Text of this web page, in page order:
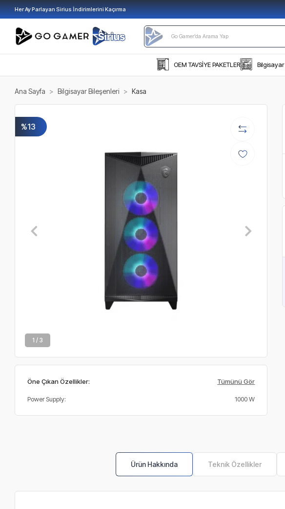
Her Ay Parlayan Sirius İndirimlerini Kaçırma
OEM TAVSİYE PAKETLER Bilgisayar
Ana Sayfa Bilgisayar Bileşenleri Kasa
%13
2 / 3
Öne Çıkan Özellikler: Tümünü Gör
Power Supply: 1000 W
Ürün Hakkında Teknik Özellikler